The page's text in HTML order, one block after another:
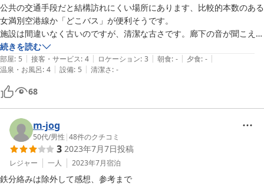
公共の交通手段だと結構訪れにくい場所にあります、比較的本数のある
女満別空港線か「どこバス」が便利そうです。
施設は間違いなく古いのですが、清潔な古さです。廊下の音が聞こえた
りトイレが共同であったりという点はありますが、鉄道好きでなくとも
こういう施設に魅力を感じる人は多いのではないでしょうか。
レンジとポットはあったように思いますが飲食店に困るので事前の用意
はあったほうがよさそうです。
続きを読む
部屋: 5 | 接客・サービス: 4 | ロケーション: 3 | 朝食: - | 夕食: - |
温泉・お風呂: 4 | 設備: 5 | 清潔さ: -
68
m-jog
50代/男性 |48件のクチコミ
3 2023年7月7日投稿
レジャー 一人 2023年7月宿泊
鉄分絡みは除外して感想、参考まで